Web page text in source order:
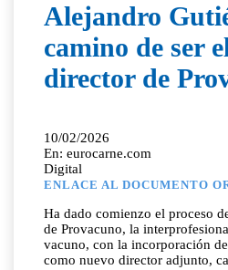
Alejandro
camino de ser
director de
10/02/2026
En: eurocarne.com
Digital
ENLACE AL DOCUMENTO
Ha dado comienzo el proceso
de Provacuno, la
vacuno, con la incorporación
como nuevo director adjunto,